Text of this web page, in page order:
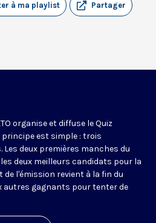
Partager
à ma playlist
organise et diffuse le Quiz
principe est simple : trois
deux premières manches du
deux meilleurs candidats pour la
de l'émission revient à la fin du
autres gagnants pour tenter de